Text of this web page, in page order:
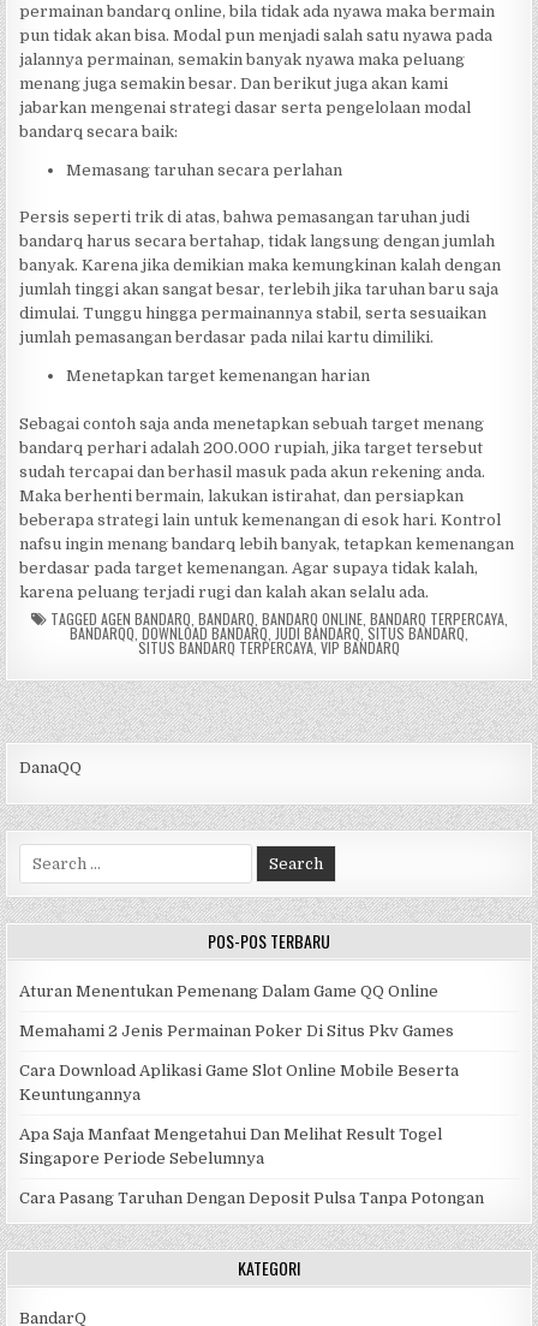
permainan bandarq online, bila tidak ada nyawa maka bermain
pun tidak akan bisa. Modal pun menjadi salah satu nyawa pada
jalannya permainan, semakin banyak nyawa maka peluang
menang juga semakin besar. Dan berikut juga akan kami
jabarkan mengenai strategi dasar serta pengelolaan modal
bandarq secara baik:
Memasang taruhan secara perlahan
Persis seperti trik di atas, bahwa pemasangan taruhan judi
bandarq harus secara bertahap, tidak langsung dengan jumlah
banyak. Karena jika demikian maka kemungkinan kalah dengan
jumlah tinggi akan sangat besar, terlebih jika taruhan baru saja
dimulai. Tunggu hingga permainannya stabil, serta sesuaikan
jumlah pemasangan berdasar pada nilai kartu dimiliki.
Menetapkan target kemenangan harian
Sebagai contoh saja anda menetapkan sebuah target menang
bandarq perhari adalah 200.000 rupiah, jika target tersebut
sudah tercapai dan berhasil masuk pada akun rekening anda.
Maka berhenti bermain, lakukan istirahat, dan persiapkan
beberapa strategi lain untuk kemenangan di esok hari. Kontrol
nafsu ingin menang bandarq lebih banyak, tetapkan kemenangan
berdasar pada target kemenangan. Agar supaya tidak kalah,
karena peluang terjadi rugi dan kalah akan selalu ada.
TAGGED AGEN BANDARQ BANDARQ BANDARQ ONLINE, BANDARQ TERPERCAYA,
BANDARQQ DOWNLOAD BANDARQ JUDI BANDARQ ,SITUS BANDARQ
SITUS BANDARQ TERPERCAYA VIP BANDARQ
DanaQQ
Search
for:
POS-POS TERBARU
Aturan Menentukan Pemenang Dalam Game QQ Online
Memahami 2 Jenis Permainan Poker Di Situs Pkv Games
Cara Download Aplikasi Game Slot Online Mobile Beserta
Keuntungannya
Apa Saja Manfaat Mengetahui Dan Melihat Result Togel
Singapore Periode Sebelumnya
Cara Pasang Taruhan Dengan Deposit Pulsa Tanpa Potongan
KATEGORI
BandarQ